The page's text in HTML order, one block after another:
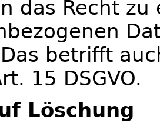
das Recht
betrifft
15 DSGVO.
Löschung